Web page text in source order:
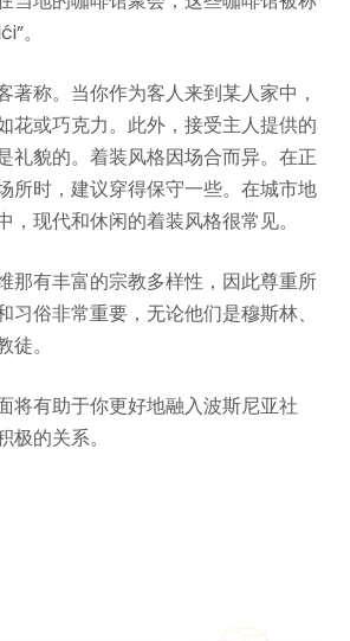
。
著称。当你作为客人来到某人家中，
花或巧克力。此外，接受主人提供的
礼貌的。着装风格因场合而异。在正
所时，建议穿得保守一些。在城市地
，现代和休闲的着装风格很常见。
那有丰富的宗教多样性，因此尊重所
习俗非常重要，无论他们是穆斯林、
。
将有助于你更好地融入波斯尼亚社
的关系。